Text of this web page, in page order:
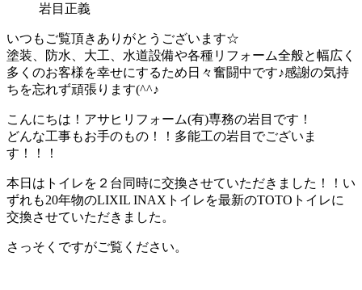
岩目正義
いつもご覧頂きありがとうございます☆
塗装、防水、大工、水道設備や各種リフォーム全般と幅広く
多くのお客様を幸せにするため日々奮闘中です♪感謝の気持
ちを忘れず頑張ります(^^♪
こんにちは！アサヒリフォーム(有)専務の岩目です！
どんな工事もお手のもの！！多能工の岩目でございま
す！！！
本日はトイレを２台同時に交換させていただきました！！い
ずれも20年物のLIXIL INAXトイレを最新のTOTOトイレに
交換させていただきました。
さっそくですがご覧ください。